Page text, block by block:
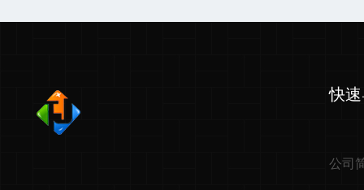
快
公司